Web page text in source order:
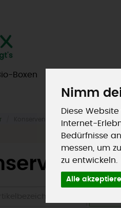
Nimm
Diese
Internet-
Bedürfnisse
messen, um
zu entwickeln.
Alle
Boxen
Konserven & Eingemachtes
&